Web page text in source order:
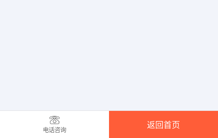
电话咨询
返回首页